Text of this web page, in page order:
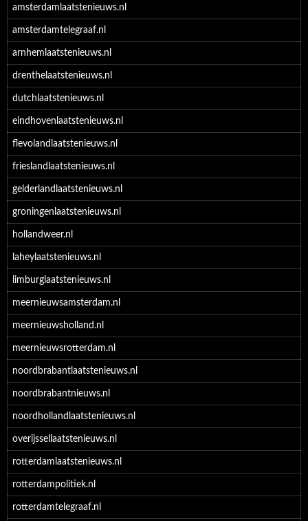
amsterdamlaatstenieuws.nl
amsterdamtelegraaf.nl
arnhemlaatstenieuws.nl
drenthelaatstenieuws.nl
dutchlaatstenieuws.nl
eindhovenlaatstenieuws.nl
flevolandlaatstenieuws.nl
frieslandlaatstenieuws.nl
gelderlandlaatstenieuws.nl
groningenlaatstenieuws.nl
hollandweer.nl
laheylaatstenieuws.nl
limburglaatstenieuws.nl
meernieuwsamsterdam.nl
meernieuwsholland.nl
meernieuwsrotterdam.nl
noordbrabantlaatstenieuws.nl
noordbrabantnieuws.nl
noordhollandlaatstenieuws.nl
overijssellaatstenieuws.nl
rotterdamlaatstenieuws.nl
rotterdampolitiek.nl
rotterdamtelegraaf.nl